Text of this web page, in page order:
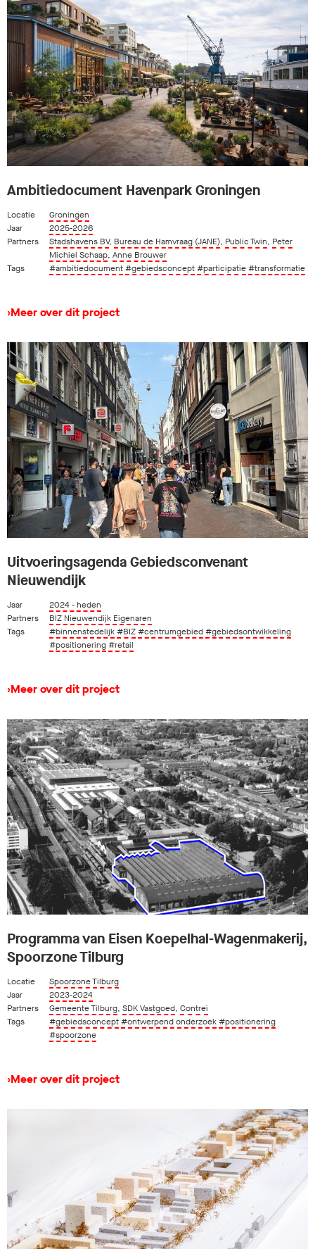
Ambitiedocument Havenpark Groningen
Locatie
Groningen
Jaar
2025-2026
Partners
Stadshavens BV, Bureau de Hamvraag (JANE), Public Twin, Peter
Michiel Schaap, Anne Brouwer
Tags
#ambitiedocument#gebiedsconcept#participatie#transformatie
›Meer over dit project
Uitvoeringsagenda Gebiedsconvenant
Nieuwendijk
Jaar
2024 - heden
Partners
BIZ Nieuwendijk Eigenaren
Tags
#binnenstedelijk#BIZ#centrumgebied#gebiedsontwikkeling
#positionering#retail
›Meer over dit project
Programma van Eisen Koepelhal-Wagenmakerij,
Spoorzone Tilburg
Locatie
Spoorzone Tilburg
Jaar
2023-2024
Partners
Gemeente Tilburg, SDK Vastgoed, Contrei
Tags
#gebiedsconcept#ontwerpend onderzoek#positionering
#spoorzone
›Meer over dit project